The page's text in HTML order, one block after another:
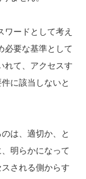
ワードとして考え
必要な基準として
れて、アクセスす
に該当しないと
は、適切か、と
明らかになって
される側からす